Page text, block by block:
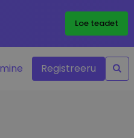
Loe teadet
Registreeru